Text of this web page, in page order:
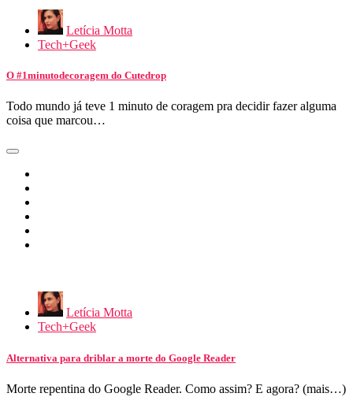
Letícia Motta
Tech+Geek
O #1minutodecoragem do Cutedrop
Todo mundo já teve 1 minuto de coragem pra decidir fazer alguma
coisa que marcou…
Letícia Motta
Tech+Geek
Alternativa para driblar a morte do Google Reader
Morte repentina do Google Reader. Como assim? E agora? (mais…)